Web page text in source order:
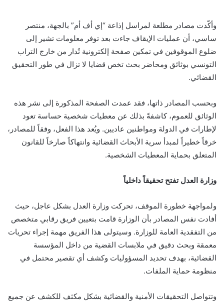
وأكّدت مصادر مطلعة لمراسل إذاعة “إي أف أم” بالجهة، منتصر
ساسي، أن عمليات الإيقاف جاءت بعد توفر معلومات تشير إلى
ضلوع الموقوفين في تمكين صفحة إلكترونية تُدار من خارج التراب
التونسي بوثائق ومحاضر بحث تخص قضايا لا تزال في طور التحقيق
القضائي.
وبحسب المصادر ذاتها، فقد عمدت الصفحة المذكورة إلى نشر هذه
الوثائق للعموم، كاشفةً بذلك عن معطيات شخصية حساسة تعود
لإطارات في الدولة ومواطنين عاديين. ويُعد هذا الفعل، وفقاً للمصادر،
خرقاً خطيراً لمبدأ سرية الأبحاث القضائية وانتهاكاً صارخاً للقانون
المتعلق بحماية المعطيات الشخصية.
وزارة العدل تفتح تحقيقاً داخلياً
ولمواجهة خطورة الموقف، تحركت وزارة العدل بشكل عاجل، حيث
أفادت نفس المصادر بأن الوزارة قامت بتعيين فريق رقابي متخصص
من التفقدية العامة للوزارة. وسيتولى هذا الفريق مهمة إجراء تحريات
معمقة وبحث دقيق في ملابسات القضية من داخل المؤسسة
القضائية، بهدف تحديد المسؤوليات وكشف أي تقصير محتمل في
منظومة حماية الملفات.
وتتواصل التحقيقات الأمنية والقضائية بشكل مكثف للكشف عن جميع